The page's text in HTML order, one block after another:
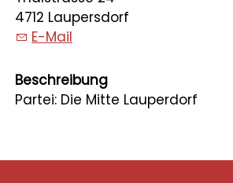
4712 Laupersdorf
E-Mail
Beschreibung
Partei: Die Mitte Lauperdorf